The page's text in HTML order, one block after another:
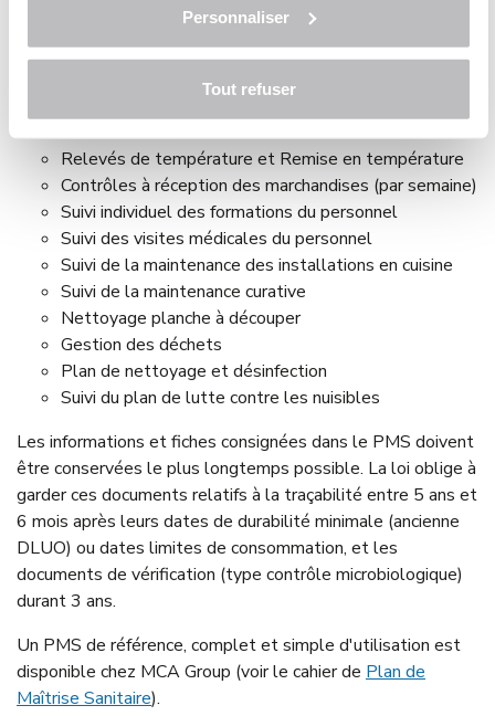
Personnaliser
Tout refuser
Suivi du produit en déconditionnement
Suivi du produit après refroidissement
Enregistrement des huiles de friture
Suivi de chambre froide
Relevés de température et Remise en température
Contrôles à réception des marchandises (par semaine)
Suivi individuel des formations du personnel
Suivi des visites médicales du personnel
Suivi de la maintenance des installations en cuisine
Suivi de la maintenance curative
Nettoyage planche à découper
Gestion des déchets
Plan de nettoyage et désinfection
Suivi du plan de lutte contre les nuisibles
Les informations et fiches consignées dans le PMS doivent
être conservées le plus longtemps possible. La loi oblige à
garder ces documents relatifs à la traçabilité entre 5 ans et
6 mois après leurs dates de durabilité minimale (ancienne
DLUO) ou dates limites de consommation, et les
documents de vérification (type contrôle microbiologique)
durant 3 ans.
Un PMS de référence, complet et simple d'utilisation est
disponible chez MCA Group (voir le cahier de Plan de
Maîtrise Sanitaire).